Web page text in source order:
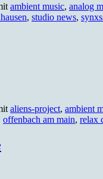
ambient music, analog
, studio news,
aliens-project, ambient
offenbach am main, relax